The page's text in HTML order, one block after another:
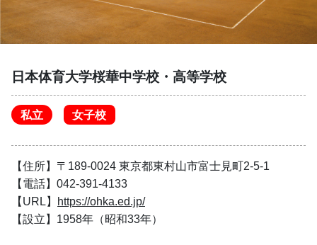
日本体育大学桜華中学校・高等学校
私立 女子校
【住所】〒189-0024 東京都東村山市富士見町2-5-1
【電話】042-391-4133
【URL】
https://ohka.ed.jp/
【設立】1958年（昭和33年）